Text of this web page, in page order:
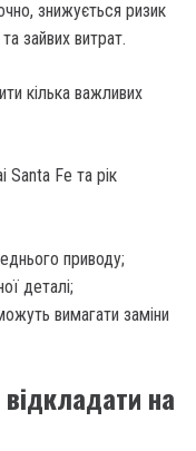
знижується ризик
зайвих витрат.
кілька важливих
Santa Fe та рік
приводу;
деталі;
вимагати заміни
на